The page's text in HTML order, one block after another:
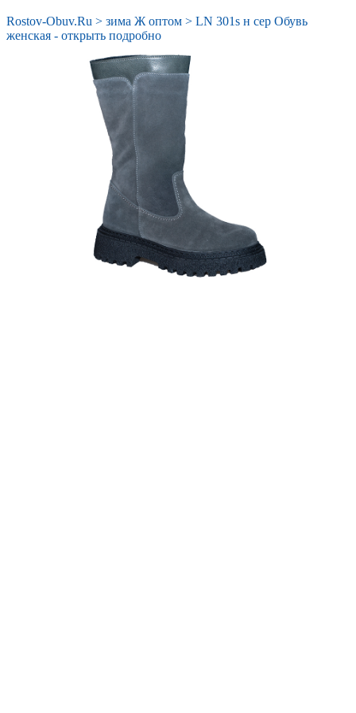
Rostov-Obuv.Ru > зима Ж оптом > LN 301s н сер Обувь
женская - открыть подробно